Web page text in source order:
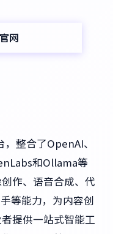
网
整合了OpenAI、
和Ollama等
作、语音合成、代
等能力，为内容创
提供一站式智能工